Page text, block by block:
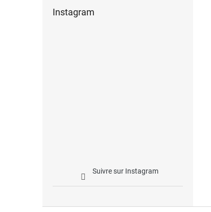
Instagram
Suivre sur Instagram